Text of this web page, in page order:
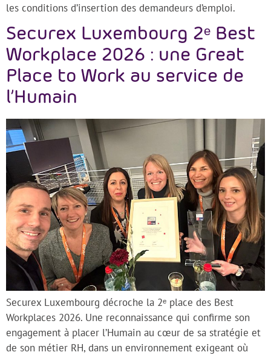
les conditions d’insertion des demandeurs d’emploi.
Securex Luxembourg 2ᵉ Best
Workplace 2026 : une Great
Place to Work au service de
l’Humain
Securex Luxembourg décroche la 2ᵉ place des Best
Workplaces 2026. Une reconnaissance qui confirme son
engagement à placer l’Humain au cœur de sa stratégie et
de son métier RH, dans un environnement exigeant où